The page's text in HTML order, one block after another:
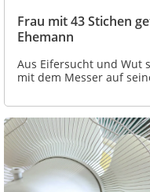
Frau mit 43 Stichen
Ehemann
Aus Eifersucht und Wut
mit dem Messer auf